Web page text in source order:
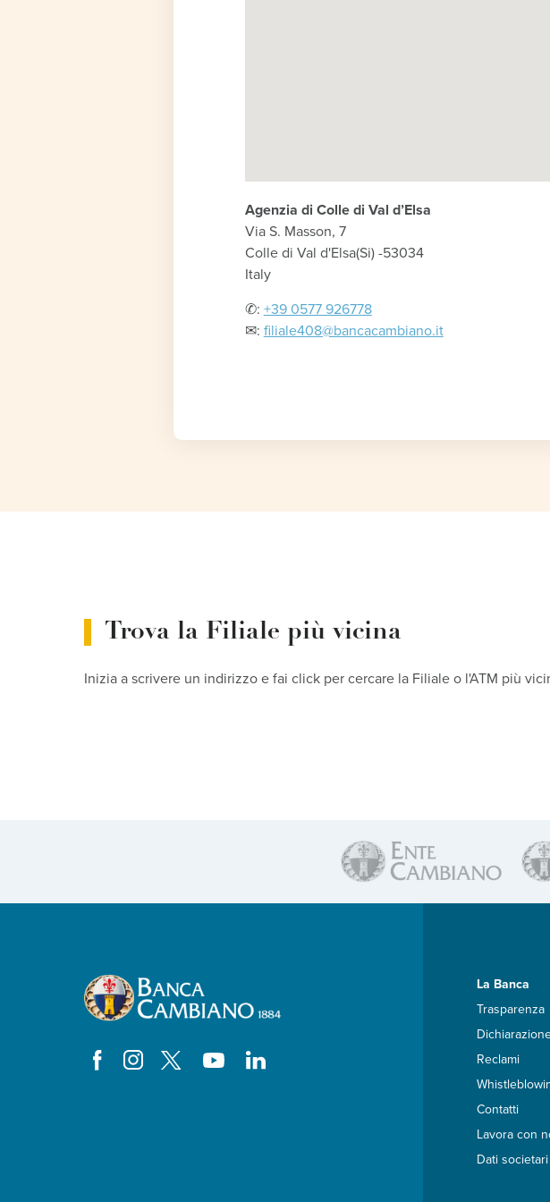
Agenzia di Colle di Val d’Elsa
Via S. Masson, 7
Colle di Val d'Elsa(Si) -53034
Italy
✆: +39 0577 926778
✉︎: filiale408@bancacambiano.it
Trova la Filiale più vicina
Inizia a scrivere un indirizzo e fai click per cercare la Filiale o l'ATM più
La Banca
Trasparenza
Reclami
Contatti
Lavora con
Dati societari